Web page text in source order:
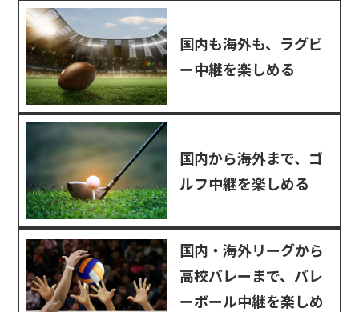
国内も海外も、ラグビ
ー中継を楽しめる
国内から海外まで、ゴ
ルフ中継を楽しめる
国内・海外リーグから
高校バレーまで、バレ
ーボール中継を楽しめ